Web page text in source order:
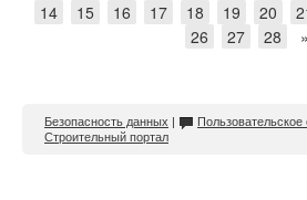
14
15 16 17 18 19 20
26
27 28 »
Безопасность данных |
Строительный портал